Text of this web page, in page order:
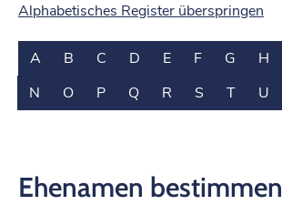
Alphabetisches Register überspringen
A B C D E F G H
N
O P Q R S T U
Ehenamen bestimmen